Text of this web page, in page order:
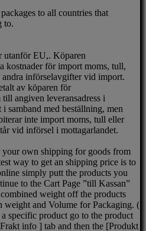
to all countries that
to.
utanför EU,. Köparen
kostnader för import moms, tull,
införselavgifter vid import.
av köparen för
angiven leveransadress i
samband med beställning, men
inte import moms, tull eller
vid införsel i mottagarlandet.
your own shipping for goods from
way to get an shipping price is to
simply putt the products you
to the Cart Page ”till Kassan”
weight off the products
weight and Volume for Packaging. (
specific product go to the product
info ] tab and then the [Produkt